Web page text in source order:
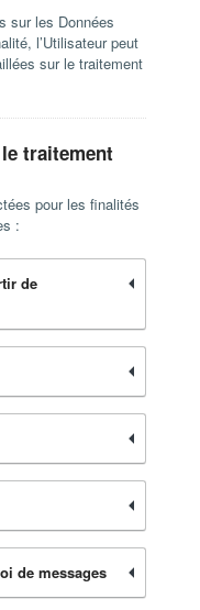
sur les Données
l’Utilisateur peut
sur le traitement
traitement
pour les finalités
:
de
de messages